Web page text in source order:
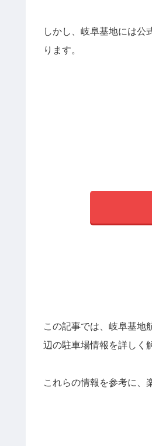
しかし、岐阜基地には公
ります。
この記事では、岐阜基地
辺の駐車場情報を詳しく
これらの情報を参考に、